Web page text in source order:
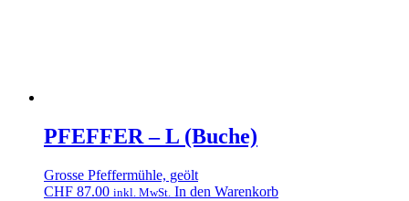
PFEFFER – L (Buche)
Grosse Pfeffermühle, geölt
CHF 87.00 inkl. MwSt. In den Warenkorb